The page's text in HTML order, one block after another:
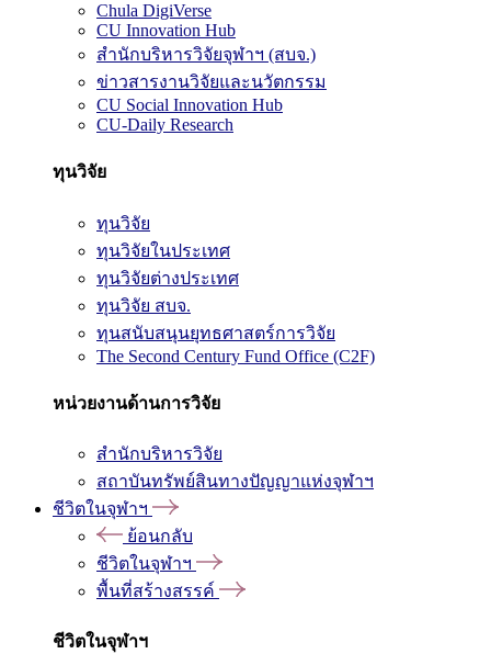
Chula DigiVerse
CU Innovation Hub
สำนักบริหารวิจัยจุฬาฯ (สบจ.)
ข่าวสารงานวิจัยและนวัตกรรม
CU Social Innovation Hub
CU-Daily Research
ทุนวิจัย
ทุนวิจัย
ทุนวิจัยในประเทศ
ทุนวิจัยต่างประเทศ
ทุนวิจัย สบจ.
ทุนสนับสนุนยุทธศาสตร์การวิจัย
The Second Century Fund Office (C2F)
หน่วยงานด้านการวิจัย
สำนักบริหารวิจัย
สถาบันทรัพย์สินทางปัญญาแห่งจุฬาฯ
ชีวิตในจุฬาฯ
ย้อนกลับ
ชีวิตในจุฬาฯ
พื้นที่สร้างสรรค์
ชีวิตในจุฬาฯ